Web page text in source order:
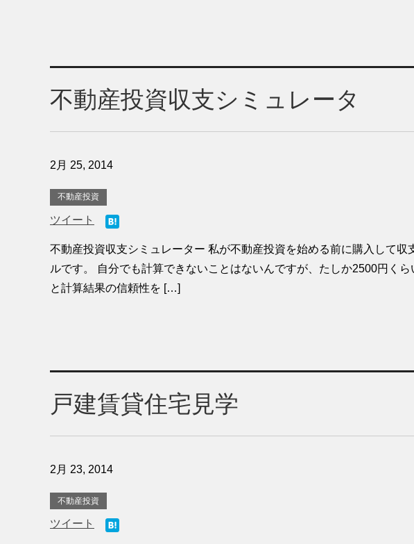
不動産投資収支シミュレータ
2月 25, 2014
不動産投資
ツイート
不動産投資収支シミュレーター 私が不動産投資を始める前に購入して収
ルです。 自分でも計算できないことはないんですが、たしか2500円く
と計算結果の信頼性を […]
戸建賃貸住宅見学
2月 23, 2014
不動産投資
ツイート